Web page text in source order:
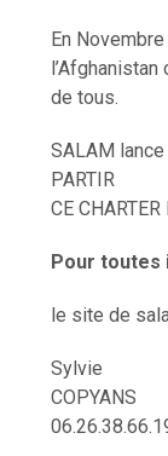
En
de tous.
SALAM
PARTIR
CE CHARTER
Pour toutes
le site de
Sylvie